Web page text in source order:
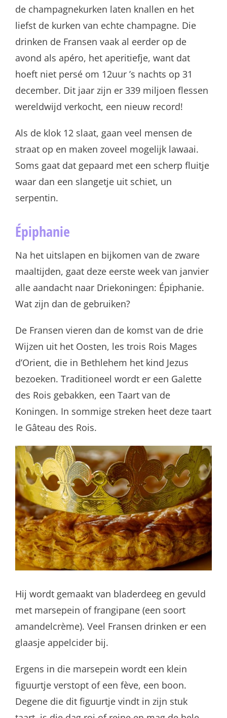
de champagnekurken laten knallen en het
liefst de kurken van echte champagne. Die
drinken de Fransen vaak al eerder op de
avond als apéro, het aperitiefje, want dat
hoeft niet persé om 12uur ’s nachts op 31
december. Dit jaar zijn er 339 miljoen flessen
wereldwijd verkocht, een nieuw record!
Als de klok 12 slaat, gaan veel mensen de
straat op en maken zoveel mogelijk lawaai.
Soms gaat dat gepaard met een scherp fluitje
waar dan een slangetje uit schiet, un
serpentin.
Épiphanie
Na het uitslapen en bijkomen van de zware
maaltijden, gaat deze eerste week van janvier
alle aandacht naar Driekoningen: Épiphanie.
Wat zijn dan de gebruiken?
De Fransen vieren dan de komst van de drie
Wijzen uit het Oosten, les trois Rois Mages
d’Orient, die in Bethlehem het kind Jezus
bezoeken. Traditioneel wordt er een Galette
des Rois gebakken, een Taart van de
Koningen. In sommige streken heet deze taart
le Gâteau des Rois.
Hij wordt gemaakt van bladerdeeg en gevuld
met marsepein of frangipane (een soort
amandelcrème). Veel Fransen drinken er een
glaasje appelcider bij.
Ergens in die marsepein wordt een klein
figuurtje verstopt of een fève, een boon.
Degene die dit figuurtje vindt in zijn stuk